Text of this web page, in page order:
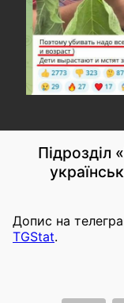
Підрозділ
Допис на
TGStat.